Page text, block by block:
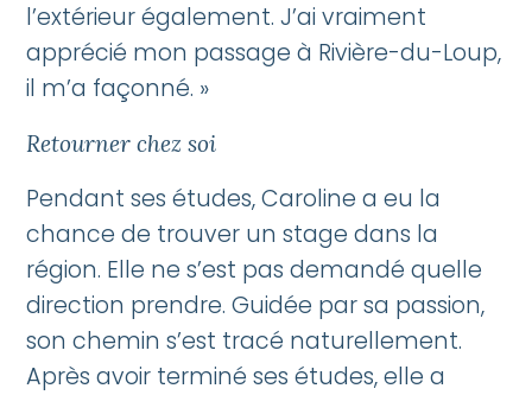
l’extérieur également. J’ai vraiment
apprécié mon passage à Rivière-du-Loup,
il m’a façonné. »
Retourner chez soi
Pendant ses études, Caroline a eu la
chance de trouver un stage dans la
région. Elle ne s’est pas demandé quelle
direction prendre. Guidée par sa passion,
son chemin s’est tracé naturellement.
Après avoir terminé ses études, elle a